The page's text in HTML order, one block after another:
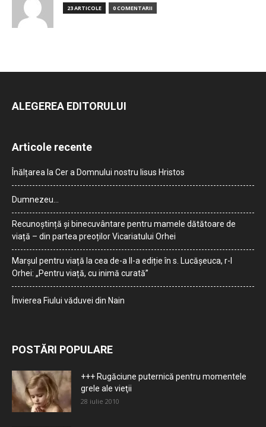
23 ARTICOLE 0 COMENTARII
ALEGEREA EDITORULUI
Articole recente
Înălțarea la Cer a Domnului nostru Iisus Hristos
Dumnezeu…
Recunoștință și binecuvântare pentru mamele dătătoare de
viață – din partea preoților Vicariatului Orhei
Marșul pentru viață la cea de-a II-a ediție în s. Lucășeuca, r-l
Orhei: „Pentru viață, cu inimă curată”
Învierea Fiului văduvei din Nain
POSTĂRI POPULARE
+++ Rugăciune puternică pentru momentele
grele ale vieţii
28 iulie 2010